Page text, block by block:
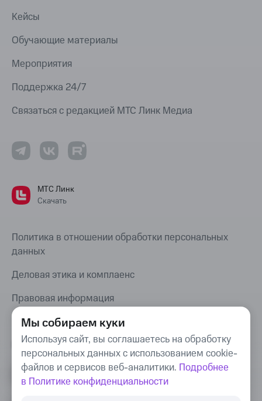
Мы собираем куки
Используя сайт, вы соглашаетесь на обработку
персональных данных с использованием cookie-
файлов и сервисов веб-аналитики. Подробнее
в Политике конфиденциальности
Кейсы
Обучающие материалы
Мероприятия
Поддержка 24/7
Связаться с редакцией МТС Линк Медиа
МТС Линк
Скачать
Политика в отношении обработки персональных
данных
Деловая этика и комплаенс
Правовая информация
Карта сайта
Bug Bounty
© Webinar Group, 2008–2026. «МТС Линк»,